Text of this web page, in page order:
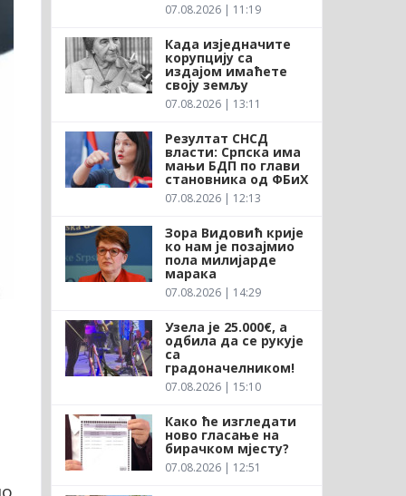
07.08.2026 | 11:19
Када изједначите
корупцију са
издајом имаћете
своју земљу
07.08.2026 | 13:11
Резултат СНСД
власти: Српска има
мањи БДП по глави
становника од ФБиХ
07.08.2026 | 12:13
Зора Видовић крије
ко нам је позајмио
пола милијарде
марака
07.08.2026 | 14:29
Узела је 25.000€, а
одбила да се рукује
са
градоначелником!
07.08.2026 | 15:10
Како ће изгледати
ново гласање на
бирачком мјесту?
07.08.2026 | 12:51